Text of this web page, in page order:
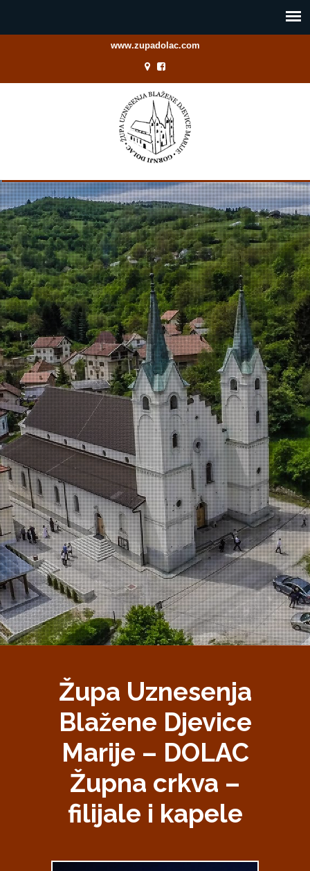
www.zupadolac.com
Župa Uznesenja
Blažene Djevice
Marije – DOLAC
Župna crkva –
filijale i kapele